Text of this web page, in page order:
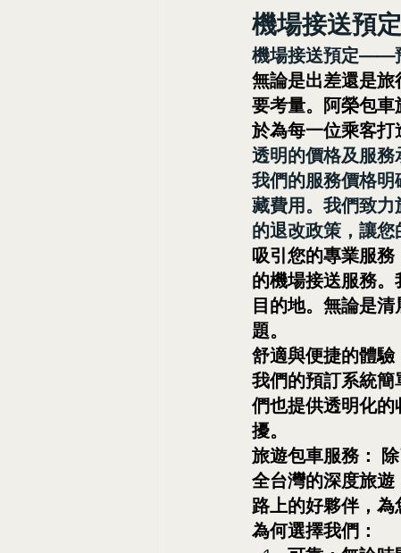
機場接送預
機場接送預定——
無論是出差還是
要考量。阿榮包
於為每一位乘客打
透明的價格及服務
我們的服務價格
藏費用。我們致
的退改政策，讓您
吸引您的專業服
的機場接送服務
目的地。無論是
題。
舒適與便捷的體驗
我們的預訂系統
們也提供透明化
擾。
旅遊包車服務：
全台灣的深度旅
路上的好夥伴，為
為何選擇我們：